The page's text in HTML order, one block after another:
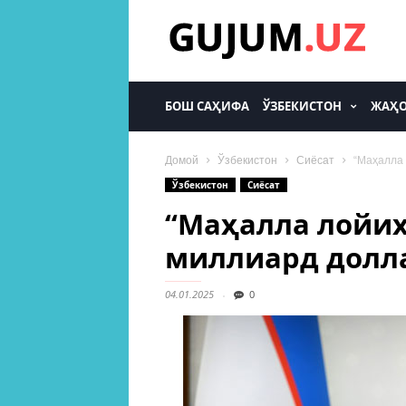
БОШ САҲИФА ЎЗБЕКИСТОН
Домой Ўзбекистон Сиёсат
“Маҳалла
Ўзбекистон
Сиёсат
“Маҳалла
миллиард
04.01.2025 0